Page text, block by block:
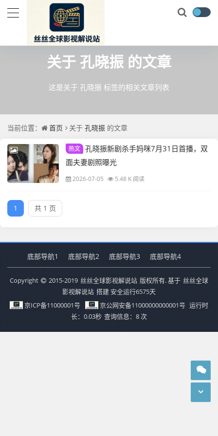
关于 孔晓振 的文章
这是关于 孔晓振 标签的相关文章列表
当前位置： 首页 关于 孔晓振 的文章
热文 孔晓振新剧杀手妈咪7月31日首播，双
面夫妻剧照曝光
2026-07-05 5.48 K 阅读
1 共 1 页
底部导航1 底部导航2 底部导航3 底部导航4
Copyright 2015-2019 丝丝全球影视解说站 版权所有. 基于 丝丝全球
影视解说站 搭建 安全运行6575天
京ICP备11000001号
京公网安备11000000000001号 运行时
长：0.03秒 查询信息：8 次